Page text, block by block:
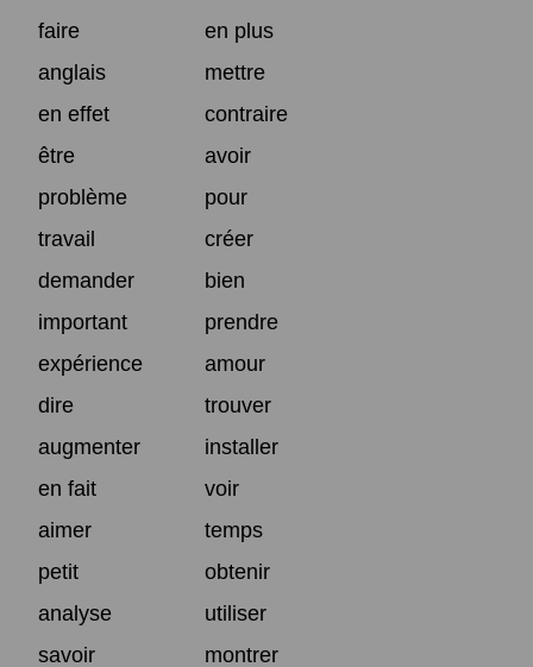
faire
en plus
anglais
mettre
en effet
contraire
être
avoir
problème
pour
travail
créer
demander
bien
important
prendre
expérience
amour
dire
trouver
augmenter
installer
en fait
voir
aimer
temps
petit
obtenir
analyse
utiliser
savoir
montrer